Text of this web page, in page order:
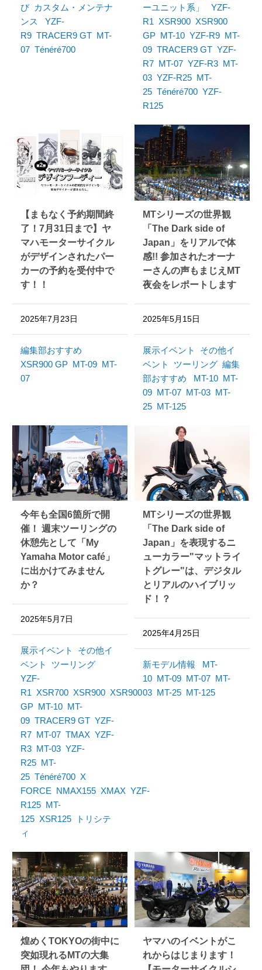
び
カスタム・メンテナ
ンス
YZF-
R9 TRACER9 GT MT-
07 Ténéré700
ーユニット系」
YZF-
R1 XSR900 XSR900
GP MT-10 YZF-R9 MT-
09 TRACER9 GT YZF-
R7 MT-07 YZF-R3 MT-
03 YZF-R25 MT-
25 Ténéré700 YZF-
R125
【まもなく予約期間終
了！7月31日まで】ヤ
マハモーターサイクル
がデザインされたパー
カーの予約を受付中で
す！！
2025年7月23日
編集部おすすめ
XSR900 GP MT-09 MT-
07
MTシリーズの世界観
「The Dark side of
Japan」をリアルで体
感!! 参加されたオーナ
ーさんの声もまじえMT
夜会をレポートします
2025年5月15日
展示イベント
その他イ
ベント
ツーリング 編集
部おすすめ
MT-10 MT-
09 MT-07 MT-03 MT-
25 MT-125
今年も全国6箇所で開
催！ 週末ツーリングの
休憩先として「My
Yamaha Motor café」
に出かけてみません
か？
2025年5月7日
展示イベント
その他イ
ベント
ツーリング
YZF-
R1 XSR700 XSR900 XSR900
GP MT-10 MT-
09 TRACER9 GT YZF-
R7 MT-07 TMAX YZF-
R3 MT-03 YZF-
R25 MT-
25 Ténéré700 X
FORCE NMAX155 XMAX YZF-
R125 MT-
125 XSR125
トリシテ
ィ
MTシリーズの世界観
「The Dark side of
Japan」を表現するニ
ューカラー"マットライ
トグレー"は、デジタル
とリアルのハイブリッ
ド！？
2025年4月25日
新モデル情報
MT-
10 MT-09 MT-07 MT-
03 MT-25 MT-125
煌めくTOKYOの街中に
突如現れるMTの大集
ヤマハのイベントがこ
れからはじまります！